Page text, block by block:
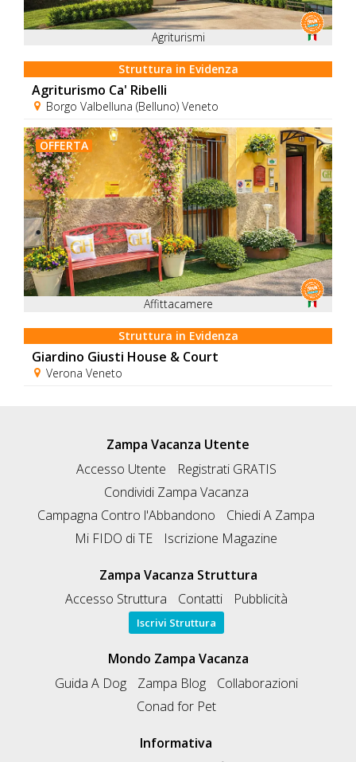
Agriturismi
Struttura in Evidenza
Agriturismo Ca' Ribelli
Borgo Valbelluna (Belluno) Veneto
OFFERTA
Affittacamere
Struttura in Evidenza
Giardino Giusti House & Court
Verona Veneto
Zampa Vacanza Utente
Accesso Utente
Registrati GRATIS
Condividi Zampa Vacanza
Campagna Contro l'Abbandono
Chiedi A Zampa
Mi FIDO di TE
Iscrizione Magazine
Zampa Vacanza Struttura
Accesso Struttura
Contatti Pubblicità
Iscrivi Struttura
Mondo Zampa Vacanza
Guida A Dog
Zampa Blog
Collaborazioni
Conad for Pet
Informativa